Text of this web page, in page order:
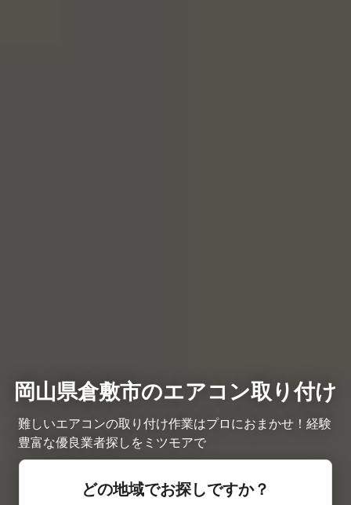
岡山県倉敷市のエアコン取り付け
難しいエアコンの取り付け作業はプロにおまかせ！経験
豊富な優良業者探しをミツモアで
どの地域でお探しですか？